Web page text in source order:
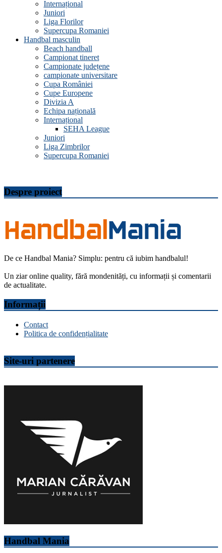
Internațional
Juniori
Liga Florilor
Supercupa Romaniei
Handbal masculin
Beach handball
Campionat tineret
Campionate județene
campionate universitare
Cupa României
Cupe Europene
Divizia A
Echipa națională
Internațional
SEHA League
Juniori
Liga Zimbrilor
Supercupa Romaniei
Despre proiect
De ce Handbal Mania? Simplu: pentru că iubim handbalul!
Un ziar online quality, fără mondenități, cu informații și comentarii
de actualitate.
Informații
Contact
Politica de confidențialitate
Site-uri partenere
Handbal Mania